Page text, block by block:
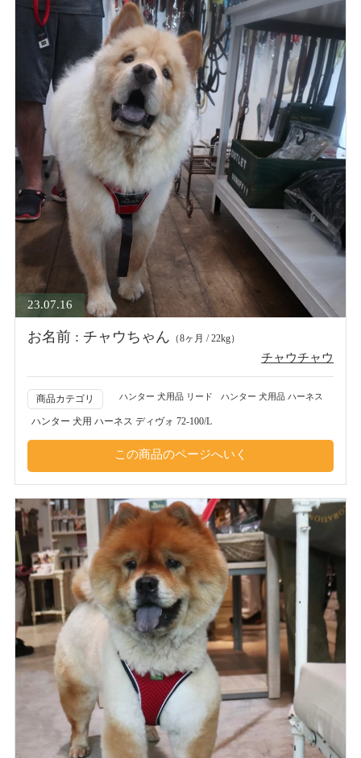
23.07.16
お名前 : チャウちゃん （8ヶ月 / 22kg）
チャウチャウ
商品カテゴリ ハンター 犬用品 リード ハンター 犬用品 ハーネス
ハンター 犬用 ハーネス ディヴォ 72-100/L